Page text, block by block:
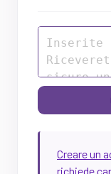
Creare un
richiede